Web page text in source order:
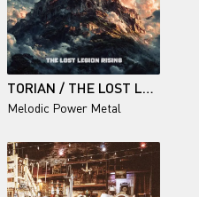
TORIAN / THE LOST LEGION RISING
Melodic Power Metal